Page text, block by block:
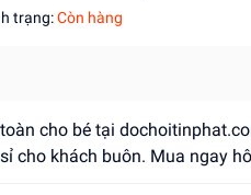
trạng:Còn hàng
cho bé tại
cho khách buôn. Mua ngay